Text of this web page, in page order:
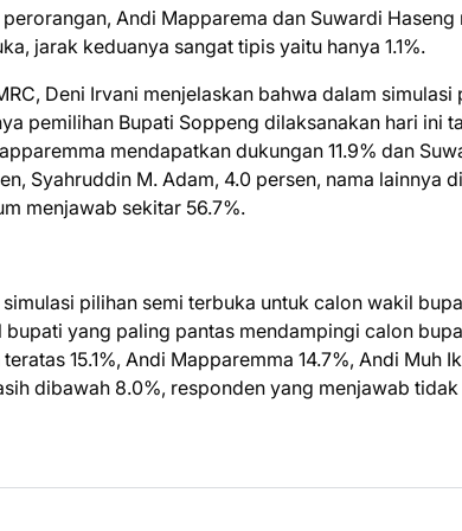
Andi Mapparema dan Suwardi
jarak keduanya sangat tipis yaitu hanya 1.1%.
Deni Irvani menjelaskan bahwa dalam
pemilihan Bupati Soppeng dilaksanakan hari ini
mendapatkan dukungan 11.9% dan
Syahruddin M. Adam, 4.0 persen, nama lainnya
menjawab sekitar 56.7%.
pilihan semi terbuka untuk calon wakil
yang paling pantas mendampingi calon
15.1%, Andi Mapparemma 14.7%, Andi Muh
dibawah 8.0%, responden yang menjawab